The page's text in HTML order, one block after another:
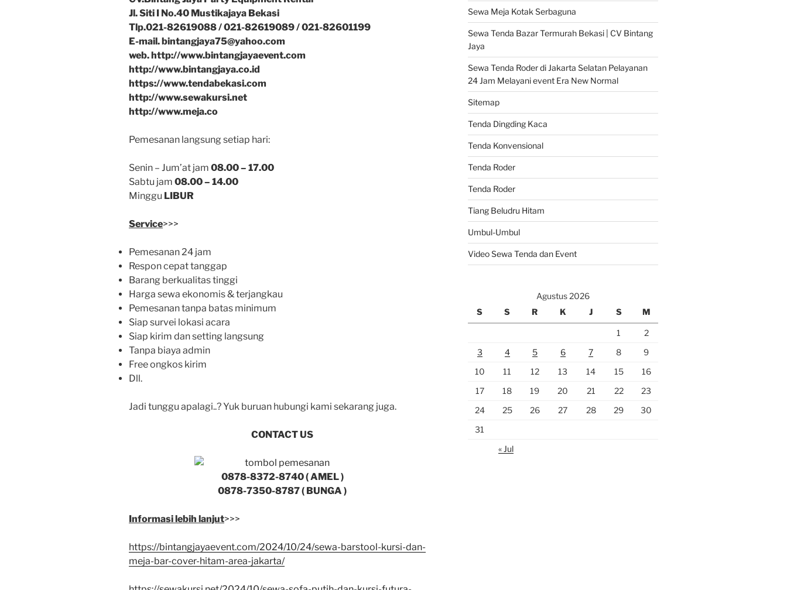
Jl. Siti I No.40 Mustikajaya Bekasi
Tlp.021-82619088 / 021-82619089 / 021-82601199
E-mail. bintangjaya75@yahoo.com
web. http://www.bintangjayaevent.com
http://www.bintangjaya.co.id
https://www.tendabekasi.com
http://www.sewakursi.net
http://www.meja.co
Pemesanan langsung setiap hari:
Senin – Jum’at jam 08.00 – 17.00
Sabtu jam 08.00 – 14.00
Minggu LIBUR
Service>>>
Pemesanan 24 jam
Respon cepat tanggap
Barang berkualitas tinggi
Harga sewa ekonomis & terjangkau
Pemesanan tanpa batas minimum
Siap survei lokasi acara
Siap kirim dan setting langsung
Tanpa biaya admin
Free ongkos kirim
Dll.
Jadi tunggu apalagi..? Yuk buruan hubungi kami sekarang juga.
CONTACT US
0878-8372-8740 ( AMEL )
0878-7350-8787 ( BUNGA )
Informasi lebih lanjut>>>
https://bintangjayaevent.com/2024/10/24/sewa-barstool-kursi-dan-
meja-bar-cover-hitam-area-jakarta/
Sewa Meja Kotak Serbaguna
Sewa Tenda Bazar Termurah Bekasi | CV Bintang
Jaya
Sewa Tenda Roder di Jakarta Selatan Pelayanan
24 Jam Melayani event Era New Normal
Sitemap
Tenda Dingding Kaca
Tenda Konvensional
Tenda Roder
Tenda Roder
Tiang Beludru Hitam
Umbul-Umbul
Video Sewa Tenda dan Event
Agustus 2026
S
S R K J S M
1
2
3
4 5 6 7 8
9
10
11 12 13 14 15
16
17
18 19 20 21 22
23
24
25 26 27 28 29
30
31
« Jul